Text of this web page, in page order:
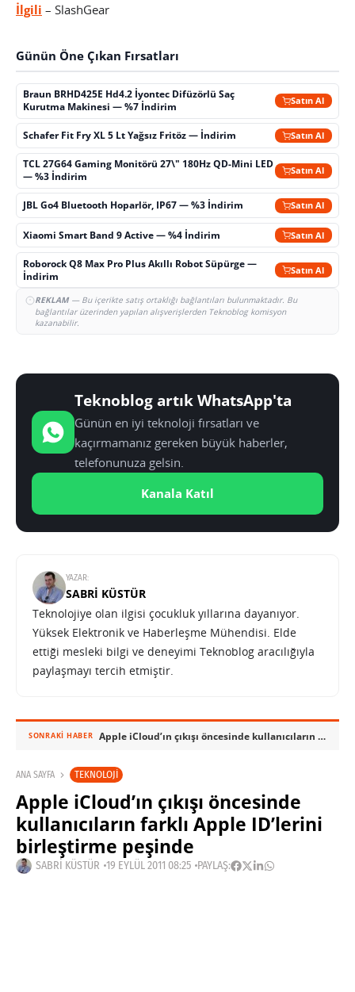
İlgili – SlashGear
Günün Öne Çıkan Fırsatları
Braun BRHD425E Hd4.2 İyontec Difüzörlü Saç
Kurutma Makinesi — %7 İndirim
Satın Al
Schafer Fit Fry XL 5 Lt Yağsız Fritöz — İndirim Satın Al
TCL 27G64 Gaming Monitörü 27\" 180Hz QD-Mini LED
— %3 İndirim
Satın Al
JBL Go4 Bluetooth Hoparlör, IP67 — %3 İndirim Satın Al
Xiaomi Smart Band 9 Active — %4 İndirim Satın Al
Roborock Q8 Max Pro Plus Akıllı Robot Süpürge —
İndirim
Satın Al
REKLAM— Bu içerikte satış ortaklığı bağlantıları bulunmaktadır. Bu
bağlantılar üzerinden yapılan alışverişlerden Teknoblog komisyon
kazanabilir.
Teknoblog artık WhatsApp'ta
Günün en iyi teknoloji fırsatları ve
kaçırmamanız gereken büyük haberler,
telefonunuza gelsin.
Kanala Katıl
YAZAR:
SABRI KÜSTÜR
Teknolojiye olan ilgisi çocukluk yıllarına dayanıyor.
Yüksek Elektronik ve Haberleşme Mühendisi. Elde
ettiği mesleki bilgi ve deneyimi Teknoblog aracılığıyla
paylaşmayı tercih etmiştir.
SONRAKI HABER Apple iCloud’ın çıkışı öncesinde kullanıcıların farklı Apple ID’lerini birleştirme peşinde
ANA SAYFA TEKNOLOJI
Apple iCloud’ın çıkışı öncesinde
kullanıcıların farklı Apple ID’lerini
birleştirme peşinde
SABRI KÜSTÜR 19 EYLÜL 2011 08:25 PAYLAŞ: